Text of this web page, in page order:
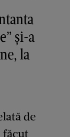
și-a
la